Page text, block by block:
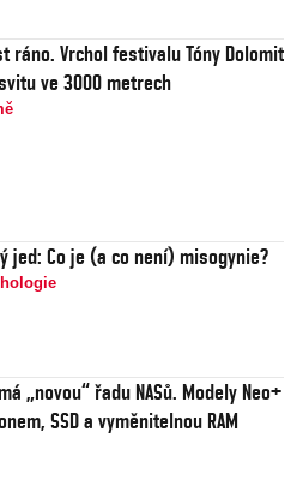
ráno. Vrchol festivalu Tóny Dolomit
ve 3000 metrech
jed: Co je (a co není) misogynie?
„novou“ řadu NASů. Modely Neo+
SSD a vyměnitelnou RAM